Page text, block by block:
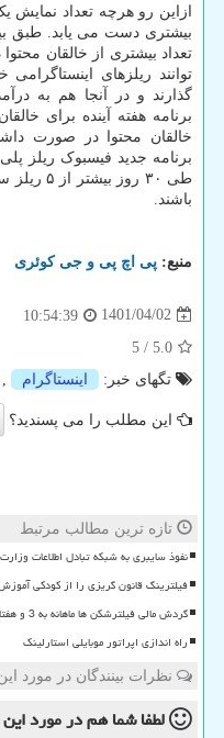
ازاین رو هرچه تعداد نمایش
بیشتری دست می یابد. طبق
تعداد بیشتری از خالقان
توانند ریلزهای
گذارند و در آنجا هم به
برنامه هفته آینده برای
خالقان محتوا در صورت
برنامه جدید فیسبوک ریلز
باشند.
منبع: پی اچ پی و جی كوئری
1401/04/02
10:54:39
5.0
/
5
تگهای خبر:
اینستاگرام ,
این مطلب را می پسندید؟
تازه ترین مطالب مرتبط
نفوذ سایبری به شبکه تبادل اطلاعات
فیلترینگ قانون گریزی را از کودکی
گردش مالی فیلترشکن ها ماهانه به 3 و هفتاد صدم0 میلیارد تومان رسید
راه اندازی اپراتور موبایلی استارلینک
نظرات بینندگان در مورد
لطفا شما همدر مورد